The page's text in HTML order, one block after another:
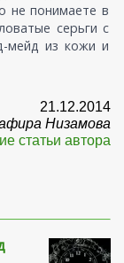
не понимаете в
серьги с
мейд из кожи и
21.12.2014
Низамова
статьи автора